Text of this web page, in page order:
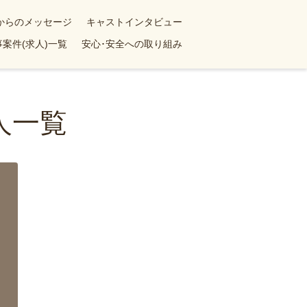
らのメッセージ
キャストインタビュー
案件(求人)一覧
安心･安全への取り組み
一覧